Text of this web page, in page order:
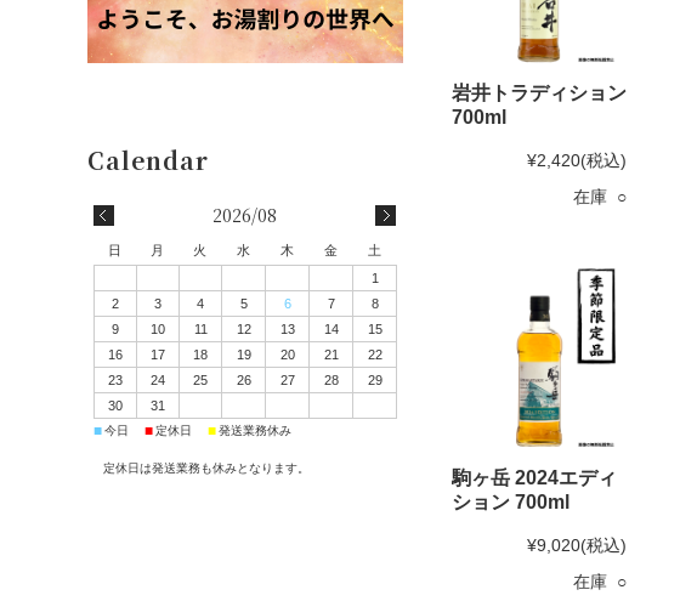
岩井トラディション
700ml
¥2,420(税込)
在庫 ○
駒ヶ岳 2024エディ
ション 700ml
¥9,020(税込)
在庫 ○
2026/08
日 月 火 水 木 金
土
1
2
3 4 5 6 7
8
9
10 11 12 13 14
15
16
17 18 19 20 21
22
23
24 25 26 27 28
29
30
31
■今日 ■定休日 ■発送業務休み
定休日は発送業務も休みとなります。